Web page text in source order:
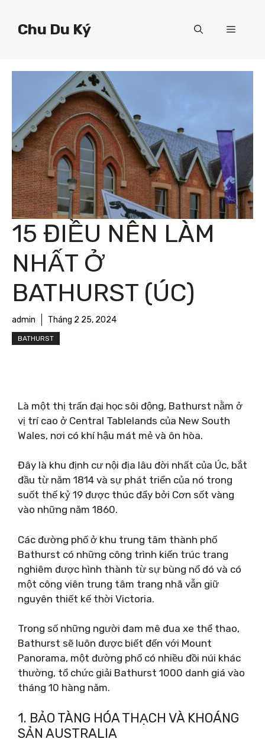
Chu Du Ký Menu
15 ĐIỀU NÊN LÀM
NHẤT Ở
BATHURST (ÚC)
admin Tháng 2 25, 2024
BATHURST
Là một thị trấn đại học sôi động, Bathurst nằm ở
vị trí cao ở Central Tablelands của New South
Wales, nơi có khí hậu mát mẻ và ôn hòa.
Đây là khu định cư nội địa lâu đời nhất của Úc, bắt
đầu từ năm 1814 và sự phát triển của nó trong
suốt thế kỷ 19 được thúc đẩy bởi Cơn sốt vàng
vào những năm 1860.
Các đường phố ở khu trung tâm thành phố
Bathurst có những công trình kiến ​​trúc trang
nghiêm được hình thành từ sự bùng nổ đó và có
một công viên trung tâm trang nhã vẫn giữ
nguyên thiết kế thời Victoria.
Trong số những người đam mê đua xe thể thao,
Bathurst sẽ luôn được biết đến với Mount
Panorama, một đường phố có nhiều đồi núi khác
thường, tổ chức giải Bathurst 1000 danh giá vào
tháng 10 hàng năm.
1. BẢO TÀNG HÓA THẠCH VÀ KHOÁNG
SẢN AUSTRALIA